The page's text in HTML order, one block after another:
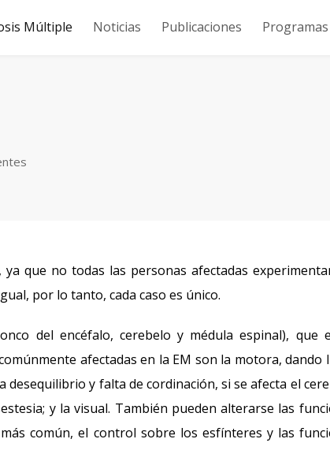
Múltiple Noticias Publicaciones
que no todas las personas afectadas
por lo tanto, cada caso es único.
del encéfalo, cerebelo y médula espinal), que
afectadas en la EM son la motora, dando
desequilibrio y falta de cordinación, si se afecta el
y la visual. También pueden alterarse las
común, el control sobre los esfínteres y las